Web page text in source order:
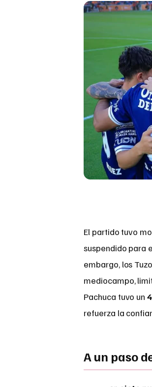
El partido tuvo
suspendido para
embargo, los
mediocampo,
Pachuca tuvo un
refuerza la
A un paso